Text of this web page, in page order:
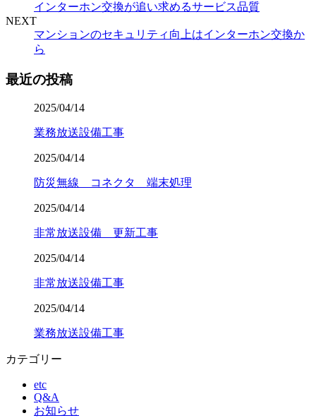
インターホン交換が追い求めるサービス品質
NEXT
マンションのセキュリティ向上はインターホン交換か
ら
最近の投稿
2025/04/14
業務放送設備工事
2025/04/14
防災無線 コネクタ 端末処理
2025/04/14
非常放送設備 更新工事
2025/04/14
非常放送設備工事
2025/04/14
業務放送設備工事
カテゴリー
etc
Q&A
お知らせ